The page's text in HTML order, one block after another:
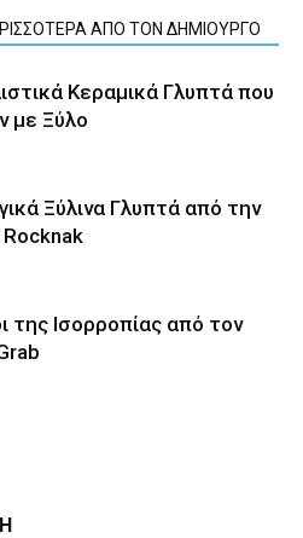
ΑΠΟ ΤΟΝ ΔΗΜΙΟΥΡΓΟ
Κεραμικά Γλυπτά που
με Ξύλο
Ξύλινα Γλυπτά από την
της Ισορροπίας από τον